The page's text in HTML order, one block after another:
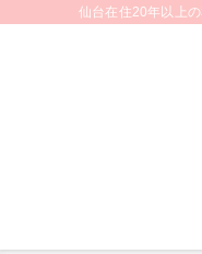
仙台在住20年以上